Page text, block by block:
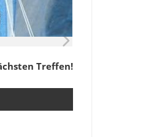
Treffen!